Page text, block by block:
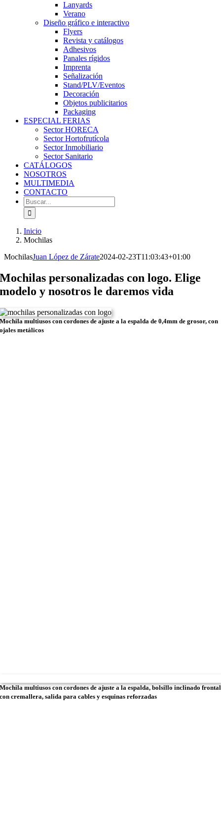
Lanyards
Verano
Diseño gráfico e interactivo
Flyers
Revista y catálogos
Adhesivos
Panales rígidos
Imprenta
Señalización
Stand/PLV/Eventos
Decoración
Objetos publicitarios
Packaging
ESPECIAL FERIAS
Sector HORECA
Sector Hortofrutícola
Sector Inmobiliario
Sector Sanitario
CATÁLOGOS
NOSOTROS
MULTIMEDIA
CONTACTO
Buscar:
Inicio
Mochilas
MochilasJuan López de Zárate2024-02-23T11:03:43+01:00
Mochilas personalizadas con logo. Elige
modelo y nosotros le daremos vida
Mochila multiusos con cordones de ajuste a la espalda de 0,4mm de grosor, con
ojales metálicos
Mochila multiusos con cordones de ajuste a la espalda, bolsillo inclinado frontal
con cremallera, salida para cables y esquinas reforzadas